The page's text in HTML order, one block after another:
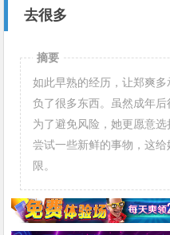
去很多
摘要
如此早熟的经历，让郑爽
负了很多东西。虽然成年后
为了避免风险，她更愿意
尝试一些新鲜的事物，这
限。